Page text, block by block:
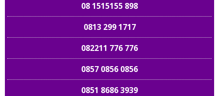
08 1515155 898
0813 299 1717
082211 776 776
0857 0856 0856
0851 8686 3939